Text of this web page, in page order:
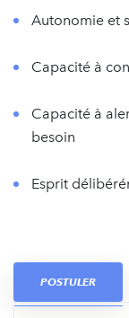
Autonomie et
Capacité à
Capacité à
besoin
Esprit
POSTULER